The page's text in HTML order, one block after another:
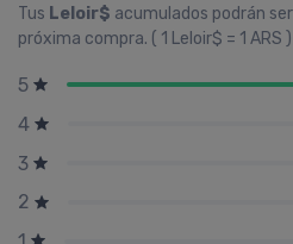
Tus Leloir$ acumulados podrán
próxima compra. ( 1 Leloir$ = 1 ARS )
5
4
3
2